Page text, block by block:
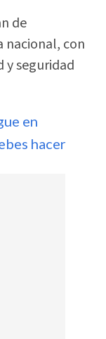
de
nacional, con
seguridad
en
hacer